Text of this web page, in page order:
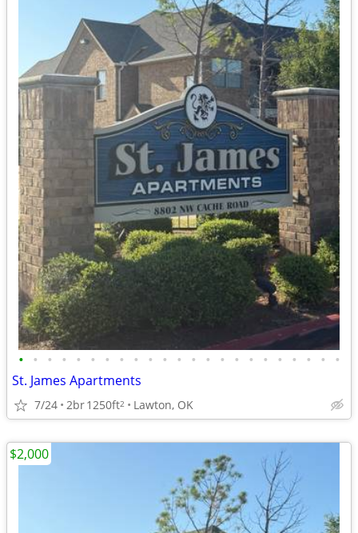
• • • • • • • • • • • • • • • • • • • • • • •
St. James Apartments
7/24 2br1250ft2 Lawton, OK
$2,000